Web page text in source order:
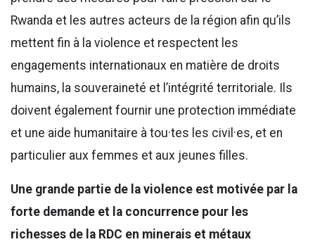
Rwanda et les autres acteurs de la région afin qu’ils
mettent fin à la violence et respectent les
engagements internationaux en matière de droits
humains, la souveraineté et l’intégrité territoriale. Ils
doivent également fournir une protection immédiate
et une aide humanitaire à tou·tes les civil·es, et en
particulier aux femmes et aux jeunes filles.
Une grande partie de la violence est motivée par la
forte demande et la concurrence pour les
richesses de la RDC en minerais et métaux